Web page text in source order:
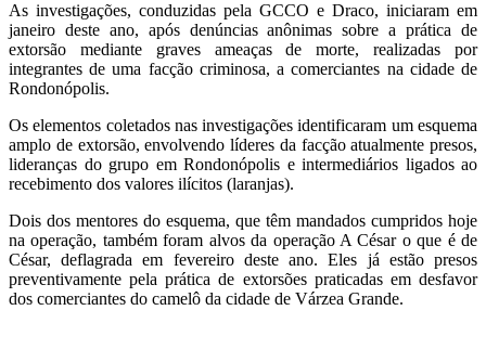
As investigações, conduzidas pela GCCO e Draco, iniciaram em
janeiro deste ano, após denúncias anônimas sobre a prática de
extorsão mediante graves ameaças de morte, realizadas por
integrantes de uma facção criminosa, a comerciantes na cidade de
Rondonópolis.
Os elementos coletados nas investigações identificaram um esquema
amplo de extorsão, envolvendo líderes da facção atualmente presos,
lideranças do grupo em Rondonópolis e intermediários ligados ao
recebimento dos valores ilícitos (laranjas).
Dois dos mentores do esquema, que têm mandados cumpridos hoje
na operação, também foram alvos da operação A César o que é de
César, deflagrada em fevereiro deste ano. Eles já estão presos
preventivamente pela prática de extorsões praticadas em desfavor
dos comerciantes do camelô da cidade de Várzea Grande.